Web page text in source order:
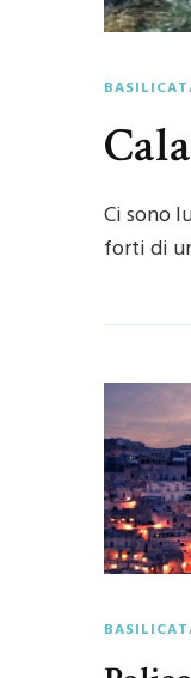
Ci sono
forti di